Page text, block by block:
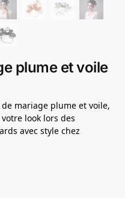
plume et voile
de mariage plume et voile,
look lors des
avec style chez